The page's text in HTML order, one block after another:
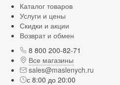
Каталог товаров
Услуги и цены
Скидки и акции
Возврат и обмен
8 800 200-82-71
Все магазины
sales@maslenych.ru
с 8:00 до 20:00